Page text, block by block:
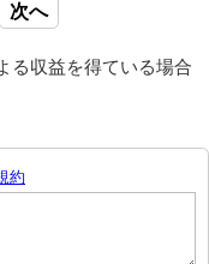
次へ
る収益を得ている場合